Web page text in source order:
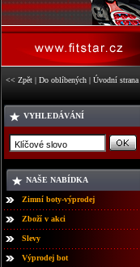
<< Zpět | Do oblíbených | Úvodní strana
VYHLEDÁVÁNÍ
NAŠE NABÍDKA
Zimní boty-výprodej
Zboží v akci
Slevy
Výprodej bot